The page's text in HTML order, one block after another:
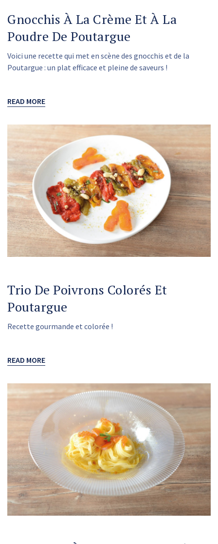
Gnocchis À La Crème Et À La
Poudre De Poutargue
Voici une recette qui met en scène des gnocchis et de la
Poutargue : un plat efficace et pleine de saveurs !
READ MORE
Trio De Poivrons Colorés Et
Poutargue
Recette gourmande et colorée !
READ MORE